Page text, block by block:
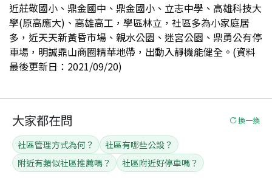
近莊敬國小、鼎金國中、鼎金國小、立志中學、高雄科技大
學(原高應大)、高雄高工，學區林立，社區多為小家庭居
多，近天天新黃昏市場、親水公園、迷宮公園、鼎勇公有停
車場，明誠鼎山商圈精華地帶，出動入靜機能健全。(資料
最後更新日：2021/09/20)
大家都在問 換一換
社區管理方式為何？
社區有哪些公設？
附近有類似社區推薦嗎？
社區附近好停車嗎？